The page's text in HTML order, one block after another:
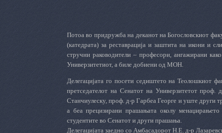
Потоа во придружба на деканот на Богословскиот
(катедрата) за реставрација и заштита на икони и
стручни раководители – професори, ангажирани
Универзитетиот, а биле добиени од МОН.
Делегацијата го посети седиштето на Теолошкиот
претседателот на Сенатот на Универзитетот
Станчиулеску, проф. д-р Гарбеа Георге и уште други
а беа прецизирани прашањата околу менаџирањето
студентите во Сенатот и други прашања.
Делегацијата заедно со Амбасадорот Н.Е. д-р